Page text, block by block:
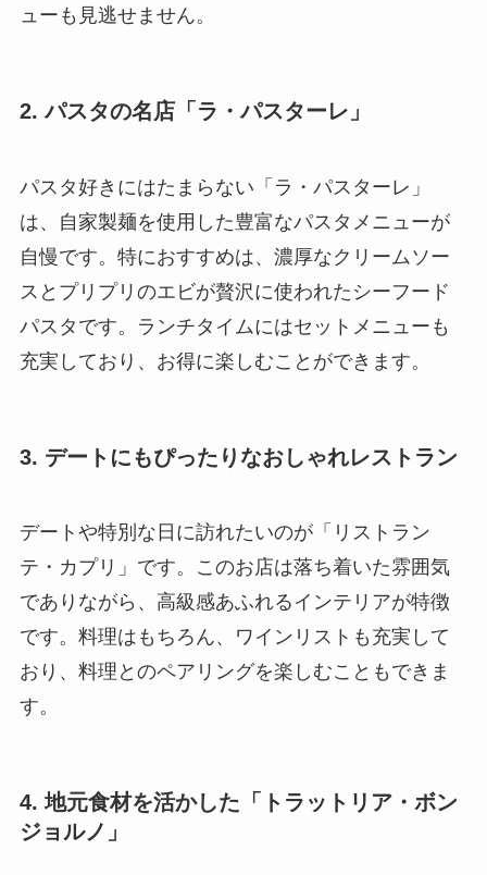
ューも見逃せません。
2. パスタの名店「ラ・パスターレ」
パスタ好きにはたまらない「ラ・パスターレ」
は、自家製麺を使用した豊富なパスタメニューが
自慢です。特におすすめは、濃厚なクリームソー
スとプリプリのエビが贅沢に使われたシーフード
パスタです。ランチタイムにはセットメニューも
充実しており、お得に楽しむことができます。
3. デートにもぴったりなおしゃれレストラン
デートや特別な日に訪れたいのが「リストラン
テ・カプリ」です。このお店は落ち着いた雰囲気
でありながら、高級感あふれるインテリアが特徴
です。料理はもちろん、ワインリストも充実して
おり、料理とのペアリングを楽しむこともできま
す。
4. 地元食材を活かした「トラットリア・ボン
ジョルノ」